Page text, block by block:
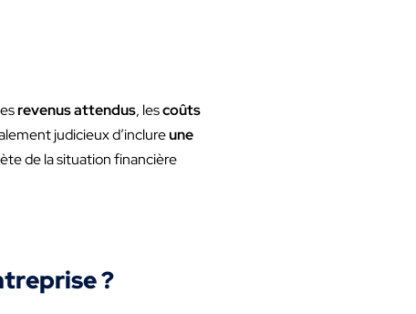
revenus attendus, lescoûts
judicieux d’inclureune
de la situation financière
?